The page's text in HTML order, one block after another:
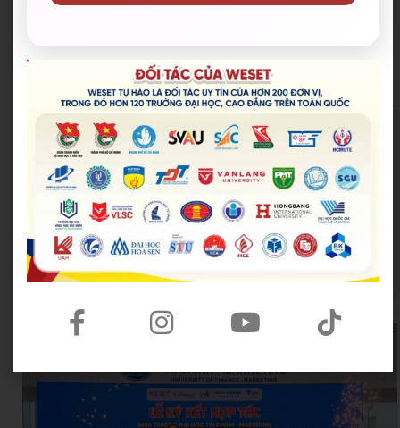
Đoàn Thanh niên Bộ Giáo d
ục và Đào tạo
Hội Sinh viên Việt Na
m TP.HCM
Trung tâm Hỗ trợ Học sinh,
sinh viên TP.HCM
Thành Đoàn TP.HCM
Thành Đoàn TP. Thủ Đức
Hội Liên hiệp Thanh